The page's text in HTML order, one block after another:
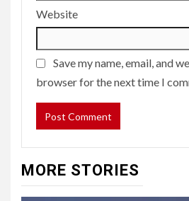
Website
Save my name, email, and
browser for the next time I
MORE STORIES